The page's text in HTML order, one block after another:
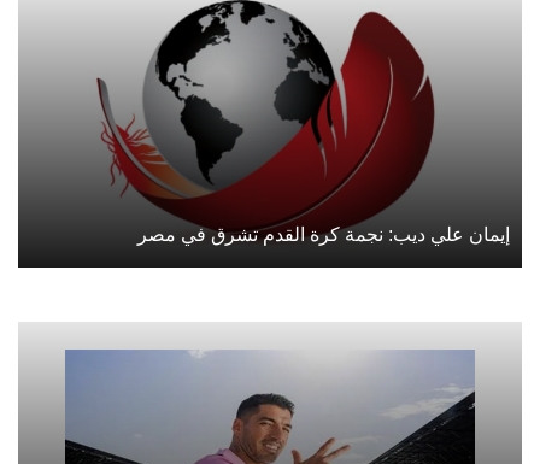
إيمان علي ديب: نجمة كرة القدم تشرق في مصر